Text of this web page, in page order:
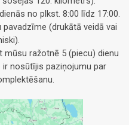
no plkst. 8:00 līdz 17:00.
(drukātā veidā vai
ražotnē 5 (piecu) dienu
ir nosūtījis paziņojumu par